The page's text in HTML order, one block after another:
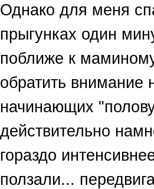
Однако для меня
прыгунках один
поближе к
обратить внимание
начинающих
действительно
гораздо
ползали...